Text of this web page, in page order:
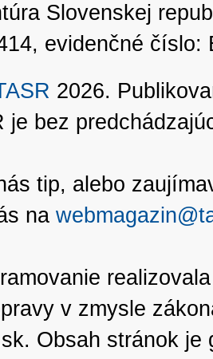
Slovenskej
evidenčné číslo:
2026.
je bez
tip, alebo
na
v zmysle
Obsah stránok